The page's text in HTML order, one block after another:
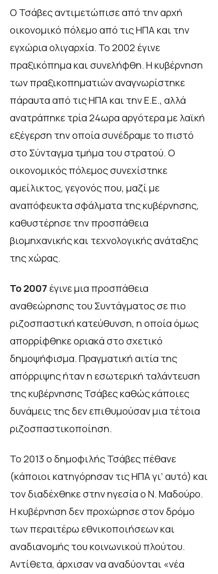
Ο Τσάβες αντιμετώπισε από την αρχή
οικονομικό πόλεμο από τις ΗΠΑ και την
εγχώρια ολιγαρχία. Το 2002 έγινε
πραξικόπημα και συνελήφθη. Η κυβέρνηση
των πραξικοπηματιών αναγνωρίστηκε
πάραυτα από τις ΗΠΑ και την Ε.Ε., αλλά
ανατράπηκε τρία 24ωρα αργότερα με λαϊκή
εξέγερση την οποία συνέδραμε το πιστό
στο Σύνταγμα τμήμα του στρατού. Ο
οικονομικός πόλεμος συνεχίστηκε
αμείλικτος, γεγονός που, μαζί με
αναπόφευκτα σφάλματα της κυβέρνησης,
καθυστέρησε την προσπάθεια
βιομηχανικής και τεχνολογικής ανάταξης
της χώρας.
Το 2007 έγινε μια προσπάθεια
αναθεώρησης του Συντάγματος σε πιο
ριζοσπαστική κατεύθυνση, η οποία όμως
απορρίφθηκε οριακά στο σχετικό
δημοψήφισμα. Πραγματική αιτία της
απόρριψης ήταν η εσωτερική ταλάντευση
της κυβέρνησης Τσάβες καθώς κάποιες
δυνάμεις της δεν επιθυμούσαν μια τέτοια
ριζοσπαστικοποίηση.
Το 2013 ο δημοφιλής Τσάβες πέθανε
(κάποιοι κατηγόρησαν τις ΗΠΑ γι’ αυτό) και
τον διαδέχθηκε στην ηγεσία ο Ν. Μαδούρο.
Η κυβέρνηση δεν προχώρησε στον δρόμο
των περαιτέρω εθνικοποιήσεων και
αναδιανομής του κοινωνικού πλούτου.
Αντίθετα, άρχισαν να αναδύονται «νέα